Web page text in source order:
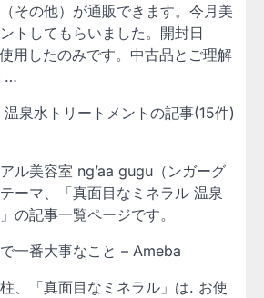
その他）が通販できます。今月美
トしてもらいました。開封日
用したのみです。中古品とご理解
…
泉水トリートメントの記事(15件)
ル美容室 ng’aa gugu（ンガーグ
ーマ、「真面目なミネラル 温泉
の記事一覧ページです。
一番大事なこと – Ameba
、「真面目なミネラル」は. お使